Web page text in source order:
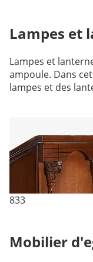
Lampes et
Lampes et
ampoule. Dans
lampes et des
833
Mobilier